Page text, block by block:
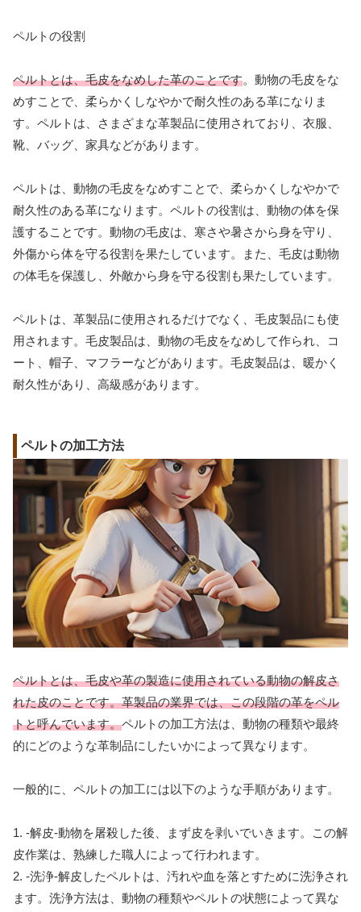
ペルトの役割
ペルトとは、毛皮をなめした革のことです。動物の毛皮をな
めすことで、柔らかくしなやかで耐久性のある革になりま
す。ペルトは、さまざまな革製品に使用されており、衣服、
靴、バッグ、家具などがあります。
ペルトは、動物の毛皮をなめすことで、柔らかくしなやかで
耐久性のある革になります。ペルトの役割は、動物の体を保
護することです。動物の毛皮は、寒さや暑さから身を守り、
外傷から体を守る役割を果たしています。また、毛皮は動物
の体毛を保護し、外敵から身を守る役割も果たしています。
ペルトは、革製品に使用されるだけでなく、毛皮製品にも使
用されます。毛皮製品は、動物の毛皮をなめして作られ、コ
ート、帽子、マフラーなどがあります。毛皮製品は、暖かく
耐久性があり、高級感があります。
ペルトの加工方法
ペルトとは、毛皮や革の製造に使用されている動物の解皮さ
れた皮のことです。革製品の業界では、この段階の革をペル
トと呼んでいます。ペルトの加工方法は、動物の種類や最終
的にどのような革制品にしたいかによって異なります。
一般的に、ペルトの加工には以下のような手順があります。
1. -解皮-動物を屠殺した後、まず皮を剥いでいきます。この解
皮作業は、熟練した職人によって行われます。
2. -洗浄-解皮したペルトは、汚れや血を落とすために洗浄され
ます。洗浄方法は、動物の種類やペルトの状態によって異な